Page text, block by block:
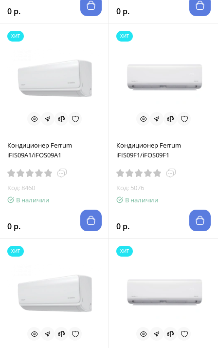
0 р. 0 р.
ХИТ
Кондиционер Ferrum
iFIS09A1/iFOS09A1
Код: 8460
В наличии
0 р.
ХИТ
Кондиционер Ferrum
iFIS09F1/iFOS09F1
Код: 5076
В наличии
0 р.
ХИТ ХИТ